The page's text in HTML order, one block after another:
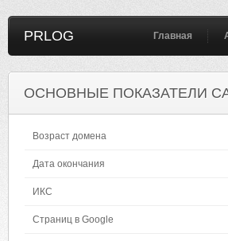
PRLOG Главная
ОСНОВНЫЕ ПОКАЗАТЕЛИ
Возраст домена
Дата окончания
ИКС
Страниц в Google